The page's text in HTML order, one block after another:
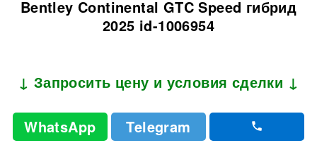
Bentley Continental GTC Speed гибрид
2025 id-1006954
↓ Запросить цену и условия сделки ↓
WhatsApp Telegram